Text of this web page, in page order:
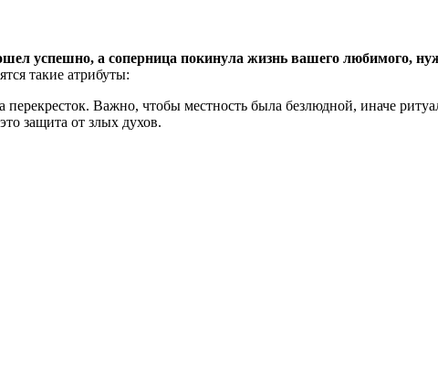
успешно, а соперница покинула жизнь вашего любимого,
такие атрибуты:
Важно, чтобы местность была безлюдной, иначе
защита от злых духов.